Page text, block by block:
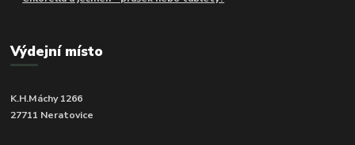
Výdejní místo
K.H.Máchy 1266
27711 Neratovice